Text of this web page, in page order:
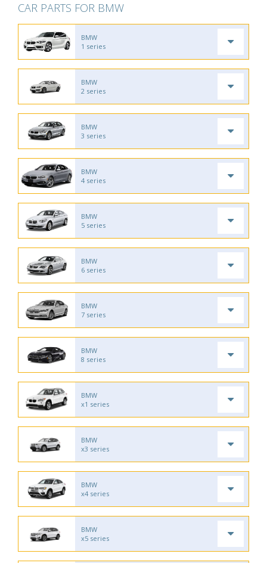
CAR PARTS FOR BMW
BMW
1 series
BMW
2 series
BMW
3 series
BMW
4 series
BMW
5 series
BMW
6 series
BMW
7 series
BMW
8 series
BMW
x1 series
BMW
x3 series
BMW
x4 series
BMW
x5 series